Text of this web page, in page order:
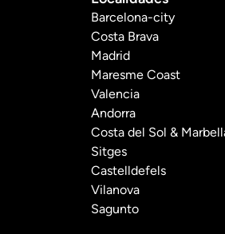
Barcelona-city
Costa Brava
Madrid
Maresme Coast
Valencia
Andorra
Costa del Sol &
Sitges
Castelldefels
Vilanova
Sagunto